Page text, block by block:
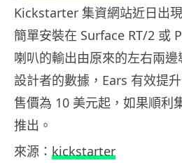
Kickstarter 集資網站近日出
簡單安裝在 Surface RT/2 或
喇叭的輸出由原來的左右兩
設計者的數據，Ears 有效提
售價為 10 美元起，如果順利
推出。
來源： kickstarter